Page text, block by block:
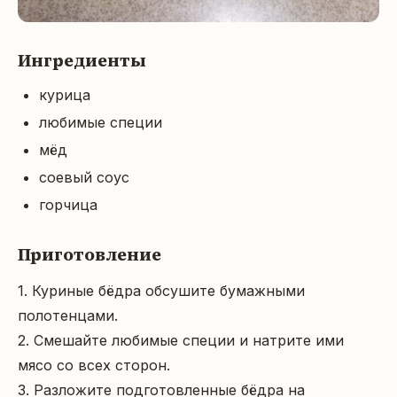
Ингредиенты
курица
любимые специи
мёд
соевый соус
горчица
Приготовление
1. Куриные бёдра обсушите бумажными
полотенцами.
2. Смешайте любимые специи и натрите ими
мясо со всех сторон.
3. Разложите подготовленные бёдра на